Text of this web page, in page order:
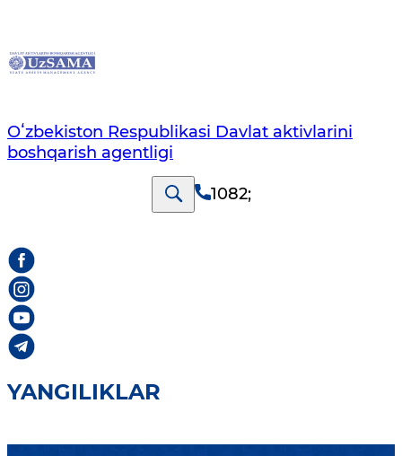
Oʻzbekiston Respublikasi Davlat aktivlarini
boshqarish agentligi
1082;
YANGILIKLAR